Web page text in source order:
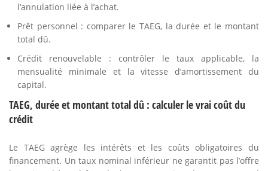
l’annulation liée à l’achat.
Prêt personnel : comparer le TAEG, la durée et le montant
total dû.
Crédit renouvelable : contrôler le taux applicable, la
mensualité minimale et la vitesse d’amortissement du
capital.
TAEG, durée et montant total dû : calculer le vrai coût du
crédit
Le TAEG agrège les intérêts et les coûts obligatoires du
financement. Un taux nominal inférieur ne garantit pas l’offre